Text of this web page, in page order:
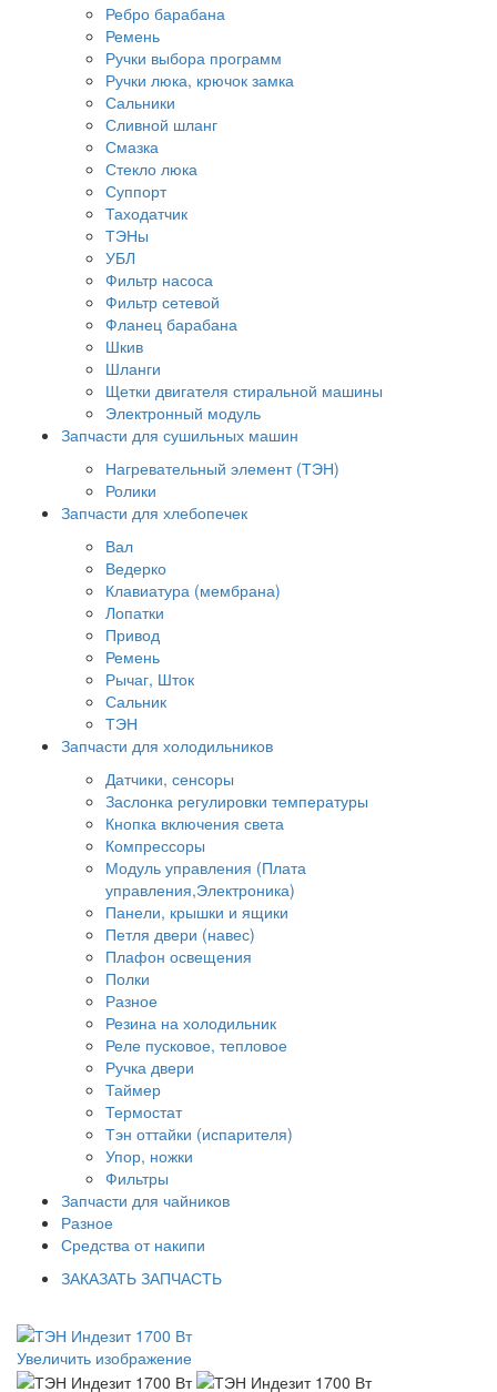
Ребро барабана
Ремень
Ручки выбора программ
Ручки люка, крючок замка
Сальники
Сливной шланг
Смазка
Стекло люка
Суппорт
Таходатчик
ТЭНы
УБЛ
Фильтр насоса
Фильтр сетевой
Фланец барабана
Шкив
Шланги
Щетки двигателя стиральной машины
Электронный модуль
Запчасти для сушильных машин
Нагревательный элемент (ТЭН)
Ролики
Запчасти для хлебопечек
Вал
Ведерко
Клавиатура (мембрана)
Лопатки
Привод
Ремень
Рычаг, Шток
Сальник
ТЭН
Запчасти для холодильников
Датчики, сенсоры
Заслонка регулировки температуры
Кнопка включения света
Компрессоры
Модуль управления (Плата
управления,Электроника)
Панели, крышки и ящики
Петля двери (навес)
Плафон освещения
Полки
Разное
Резина на холодильник
Реле пусковое, тепловое
Ручка двери
Таймер
Термостат
Тэн оттайки (испарителя)
Упор, ножки
Фильтры
Запчасти для чайников
Разное
Средства от накипи
ЗАКАЗАТЬ ЗАПЧАСТЬ
Увеличить изображение